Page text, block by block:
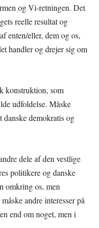
og Vi-retningen. Det
reelle resultat og
enten/eller, dem og os,
handler og drejer sig om
konstruktion, som
udfoldelse. Måske
demokratis og
dele af den vestlige
politikere og danske
omkring os, men
andre interesser på
end om noget, men i